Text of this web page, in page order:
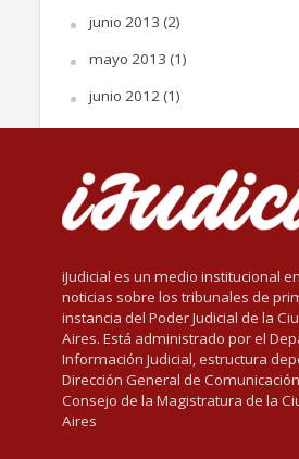
junio 2013 (2)
mayo 2013 (1)
junio 2012 (1)
iJudicial es un medio institucional
noticias sobre los tribunales de
instancia del Poder Judicial de la
Aires. Está administrado por el
Información Judicial, estructura
Dirección General de
Consejo de la Magistratura de la
Aires